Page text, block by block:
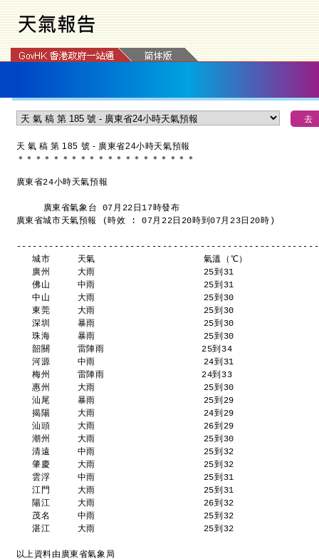
天 氣 稿 第 185 號 - 廣東省24小時天氣預報
＊ ＊ ＊ ＊ ＊ ＊ ＊ ＊ ＊ ＊ ＊ ＊ ＊ ＊ ＊ ＊ ＊ ＊ ＊ ＊
廣東省24小時天氣預報
     廣東省氣象台 07月22日17時發布
廣東省城市天氣預報 (時效 : 07月22日20時到07月23日20時)
   城市     天氣                    氣溫（℃）
   廣州     大雨                    25到31
   佛山     中雨                    25到31
   中山     大雨                    25到30
   東莞     大雨                    25到30
   深圳     暴雨                    25到30
   珠海     暴雨                    25到30
   韶關     雷陣雨                  25到34
   河源     中雨                    24到31
   梅州     雷陣雨                  24到33
   惠州     大雨                    25到30
   汕尾     暴雨                    25到29
   揭陽     大雨                    24到29
   汕頭     大雨                    26到29
   潮州     大雨                    25到30
   清遠     中雨                    25到32
   肇慶     大雨                    25到32
   雲浮     中雨                    25到31
   江門     大雨                    25到31
   陽江     大雨                    26到32
   茂名     中雨                    25到32
   湛江     大雨                    25到32
以上資料由廣東省氣象局